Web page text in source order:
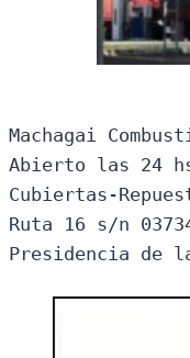
Machagai
Abierto las 24
Cubiertas-
Ruta 16 s/n
Presidencia de